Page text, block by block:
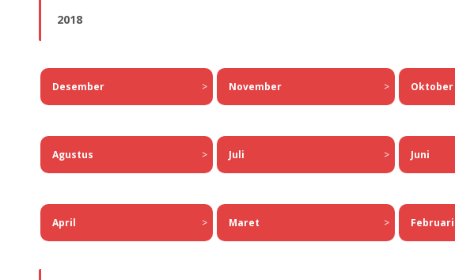
2018
Desember > November > Oktober
Agustus > Juli > Juni
April > Maret > Februari